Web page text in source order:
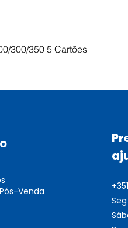
300/350 5 Cartões
Venda